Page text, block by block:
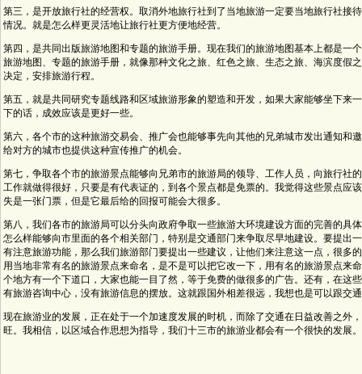
第三，是开放旅行社的经营权。取消外地旅行社到了当地旅游一定要当地旅行社接
情况。就是怎么样更灵活地让旅行社更方便地经营。
第四，是共同出版旅游地图和专题的旅游手册。现在我们的旅游地图基本上都是一
旅游地图、专题的旅游手册，就像那种文化之旅、红色之旅、生态之旅、海滨度假
决定，安排旅游行程。
第五，就是共同研究专题线路和区域旅游形象的塑造和开发，如果大家能够坐下来
下的话，成效应该是更好一些。
第六，各个市的这种旅游交易会、推广会也能够事先向其他的兄弟城市发出通知和
给对方的城市也提供这种宣传推广的机会。
第七，争取各个市的旅游景点能够向兄弟市的旅游局的领导、工作人员，向旅行社
工作就做得很好，只要是有代表证的，到各个景点都是免票的。我觉得这些景点应
失是一张门票，但是它最后给的回报可能会大很多。
第八，我们各市的旅游局可以分头向政府争取一些旅游大环境建设方面的完善的具
怎么样能够向市里面的各个相关部门，特别是交通部门来争取尽早地建设。要提出
有注意旅游功能，那么我们旅游部门要提出一些建议，让他们来注意这一点，很多
用当地非常有名的旅游景点来命名，是不是可以把它改一下，用有名的旅游景点来
个地方有一个下道口，大家也能一目了然，等于免费的做很多的广告。还有，在这
有旅游咨询中心，没有旅游信息的摆放。这就跟国外相差很远，我想也是可以跟交
现在旅游业的发展，正在处于一个加速度发展的时机，而除了交通在日益改善之外
旺。我相信，以区域合作思想为指导，我们十三市的旅游业都会有一个很快的发展。